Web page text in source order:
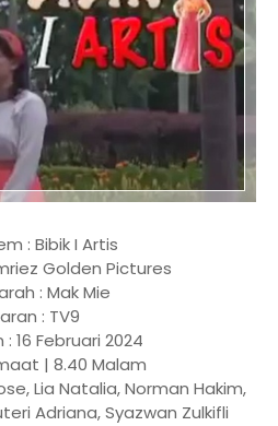
: Bibik I Artis
Golden Pictures
: Mak Mie
: TV9
16 Februari 2024
| 8.40 Malam
Lia Natalia, Norman Hakim,
Adriana, Syazwan Zulkifli